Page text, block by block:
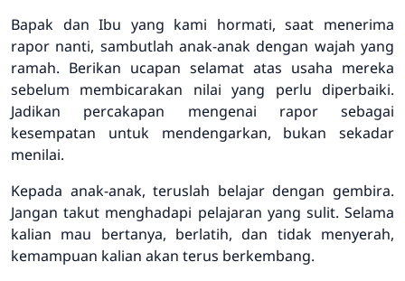
Bapak dan Ibu yang kami hormati, saat menerima
rapor nanti, sambutlah anak-anak dengan wajah yang
ramah. Berikan ucapan selamat atas usaha mereka
sebelum membicarakan nilai yang perlu diperbaiki.
Jadikan percakapan mengenai rapor sebagai
kesempatan untuk mendengarkan, bukan sekadar
menilai.
Kepada anak-anak, teruslah belajar dengan gembira.
Jangan takut menghadapi pelajaran yang sulit. Selama
kalian mau bertanya, berlatih, dan tidak menyerah,
kemampuan kalian akan terus berkembang.